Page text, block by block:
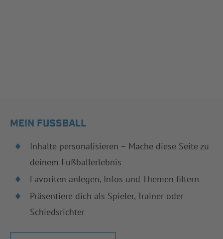
MEIN FUSSBALL
Inhalte personalisieren – Mache diese Seite zu
deinem Fußballerlebnis
Favoriten anlegen, Infos und Themen filtern
Präsentiere dich als Spieler, Trainer oder
Schiedsrichter